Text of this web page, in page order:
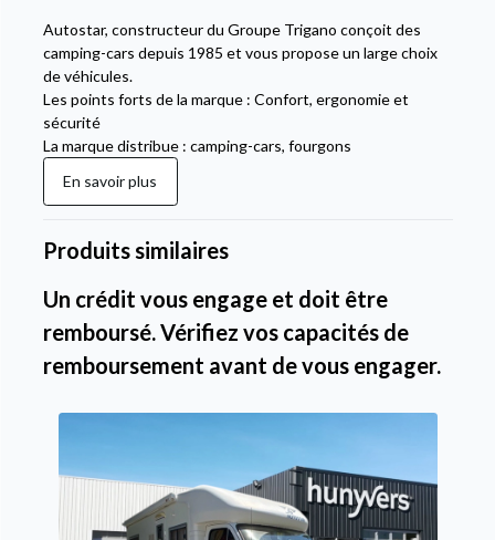
Autostar, constructeur du Groupe Trigano conçoit des
camping-cars depuis 1985 et vous propose un large choix
de véhicules.
Les points forts de la marque : Confort, ergonomie et
sécurité
La marque distribue : camping-cars, fourgons
En savoir plus
Produits similaires
Un crédit vous engage et doit être
remboursé. Vérifiez vos capacités de
remboursement avant de vous engager.